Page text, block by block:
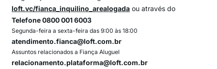
loft.vc/fianca_inquilino_arealogada ou através do
Telefone 0800 001 6003
Segunda-feira a sexta-feira das 9:00 às 18:00
atendimento.fianca@loft.com.br
Assuntos relacionados a Fiança Aluguel
relacionamento.plataforma@loft.com.br